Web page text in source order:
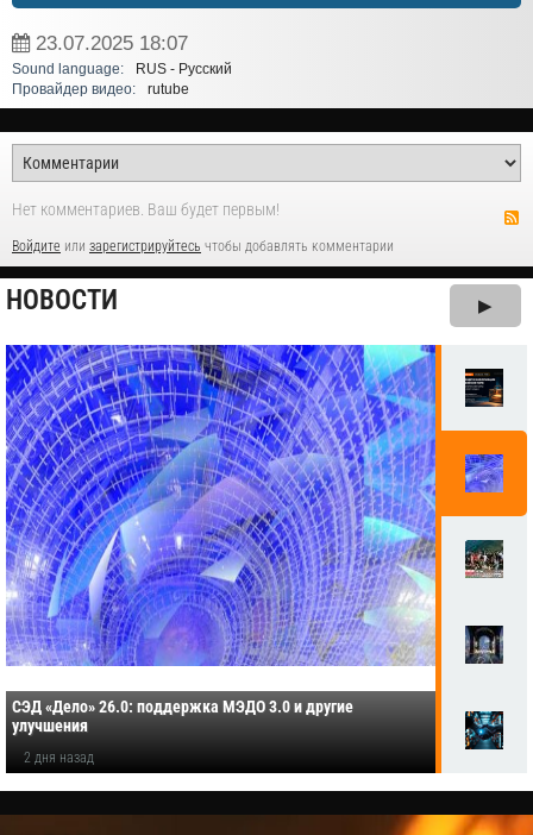
23.07.2025 18:07
Sound language:
RUS - Русский
Провайдер видео:
rutube
Нет комментариев. Ваш будет первым!
Войдите или зарегистрируйтесь чтобы добавлять комментарии
НОВОСТИ ▶
СЭД «Дело» 26.0: поддержка МЭДО 3.0 и другие
улучшения
2 дня назад